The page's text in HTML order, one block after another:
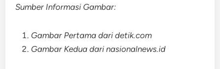
Sumber Informasi Gambar:
Gambar Pertama dari detik.com
Gambar Kedua dari nasionalnews.id